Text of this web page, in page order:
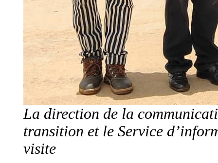
La direction de la
transition et le Service
visite